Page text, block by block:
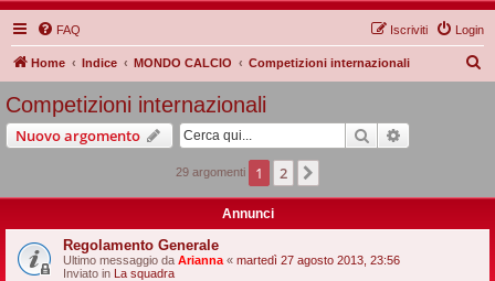
FAQ Login
Iscriviti
Home Indice MONDO CALCIO Competizioni internazionali
Competizioni internazionali
Nuovo argomento Cerca
29 argomenti 1 2
Annunci
Regolamento Generale
Ultimo messaggio da Arianna « martedì 27 agosto 2013, 23:56
Inviato in La squadra